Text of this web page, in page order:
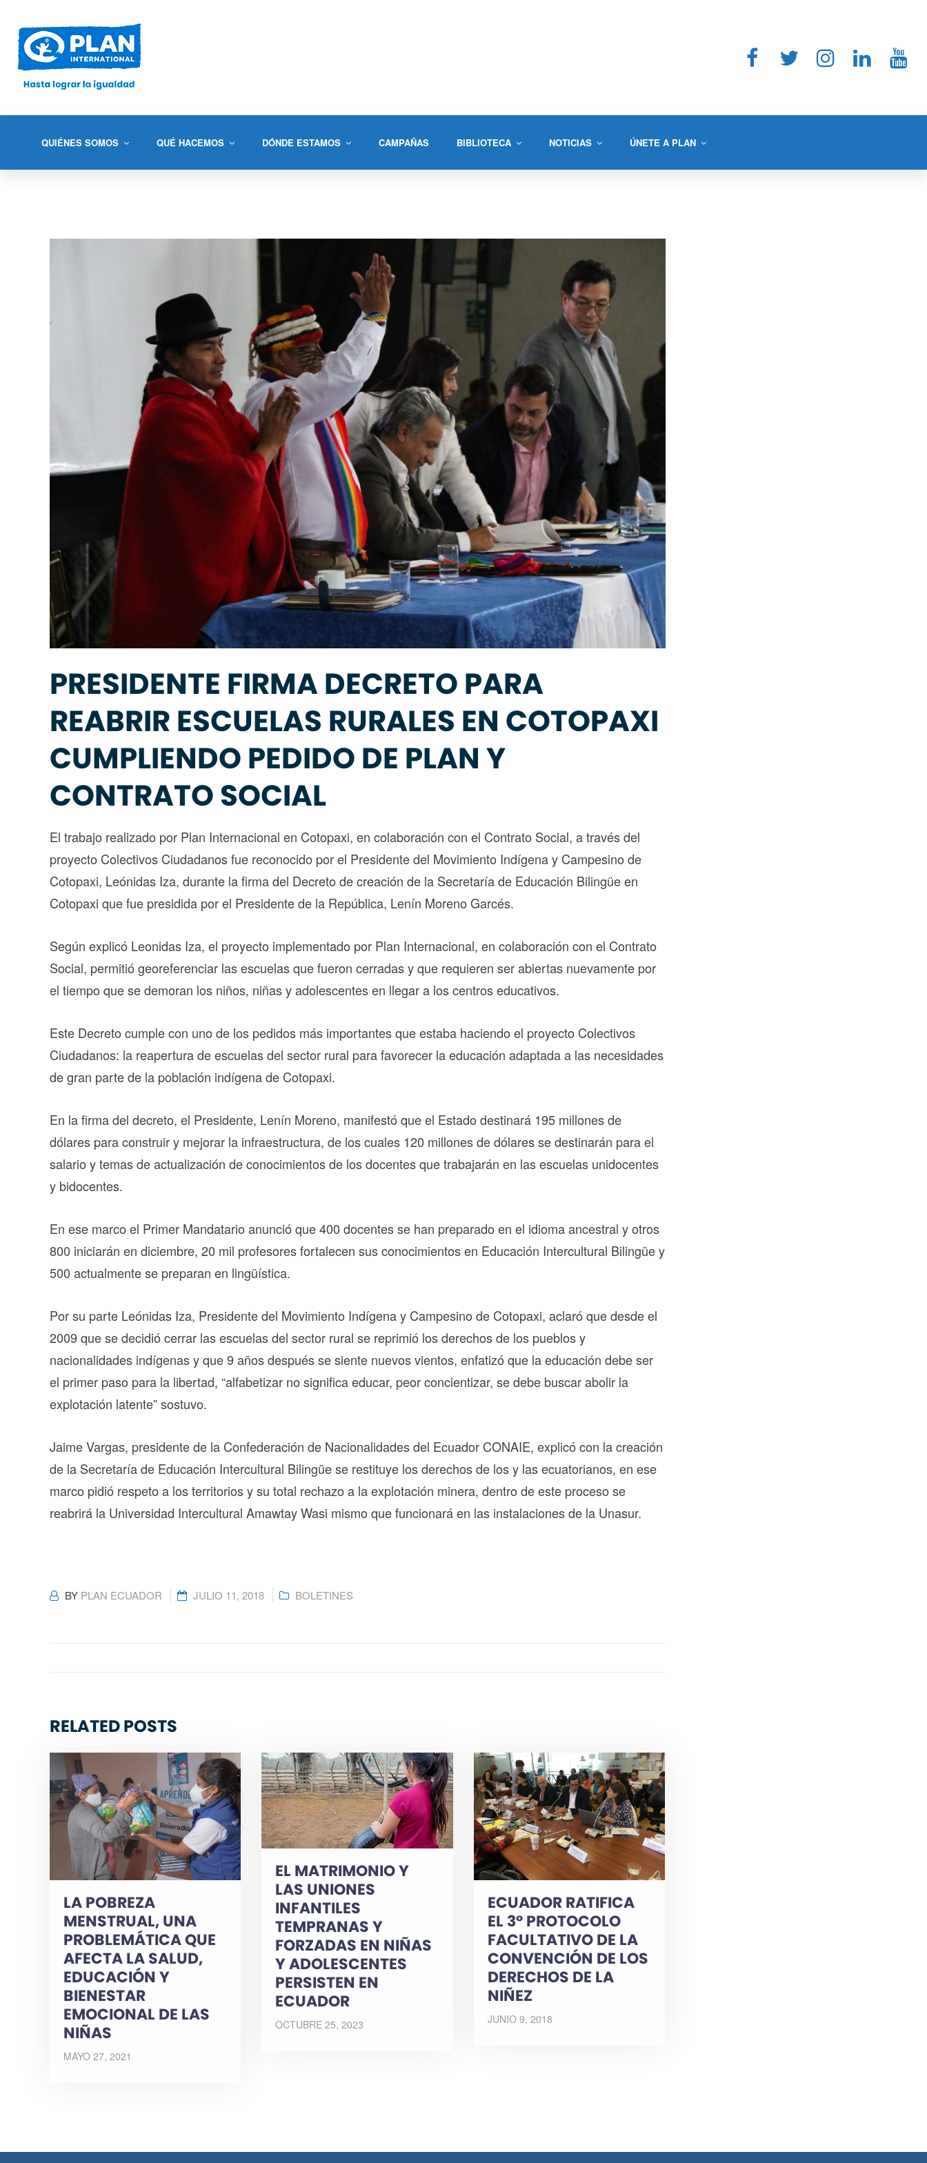
QUIÉNES SOMOS QUÉ HACEMOS DÓNDE ESTAMOS CAMPAÑAS BIBLIOTECA NOTICIAS ÚNETE A PLAN
PRESIDENTE FIRMA DECRETO PARA
REABRIR ESCUELAS RURALES EN COTOPAXI
CUMPLIENDO PEDIDO DE PLAN Y
CONTRATO SOCIAL
El trabajo realizado por Plan Internacional en Cotopaxi, en colaboración con el Contrato Social, a través del
proyecto Colectivos Ciudadanos fue reconocido por el Presidente del Movimiento Indígena y Campesino de
Cotopaxi, Leónidas Iza, durante la firma del Decreto de creación de la Secretaría de Educación Bilingüe en
Cotopaxi que fue presidida por el Presidente de la República, Lenín Moreno Garcés.
Según explicó Leonidas Iza, el proyecto implementado por Plan Internacional, en colaboración con el Contrato
Social, permitió georeferenciar las escuelas que fueron cerradas y que requieren ser abiertas nuevamente por
el tiempo que se demoran los niños, niñas y adolescentes en llegar a los centros educativos.
Este Decreto cumple con uno de los pedidos más importantes que estaba haciendo el proyecto Colectivos
Ciudadanos: la reapertura de escuelas del sector rural para favorecer la educación adaptada a las necesidades
de gran parte de la población indígena de Cotopaxi.
En la firma del decreto, el Presidente, Lenín Moreno, manifestó que el Estado destinará 195 millones de
dólares para construir y mejorar la infraestructura, de los cuales 120 millones de dólares se destinarán para el
salario y temas de actualización de conocimientos de los docentes que trabajarán en las escuelas unidocentes
y bidocentes.
En ese marco el Primer Mandatario anunció que 400 docentes se han preparado en el idioma ancestral y otros
800 iniciarán en diciembre, 20 mil profesores fortalecen sus conocimientos en Educación Intercultural Bilingüe y
500 actualmente se preparan en lingüística.
Por su parte Leónidas Iza, Presidente del Movimiento Indígena y Campesino de Cotopaxi, aclaró que desde el
2009 que se decidió cerrar las escuelas del sector rural se reprimió los derechos de los pueblos y
nacionalidades indígenas y que 9 años después se siente nuevos vientos, enfatizó que la educación debe ser
el primer paso para la libertad, “alfabetizar no significa educar, peor concientizar, se debe buscar abolir la
explotación latente” sostuvo.
Jaime Vargas, presidente de la Confederación de Nacionalidades del Ecuador CONAIE, explicó con la creación
de la Secretaría de Educación Intercultural Bilingüe se restituye los derechos de los y las ecuatorianos, en ese
marco pidió respeto a los territorios y su total rechazo a la explotación minera, dentro de este proceso se
reabrirá la Universidad Intercultural Amawtay Wasi mismo que funcionará en las instalaciones de la Unasur.
BY PLAN ECUADOR JULIO 11, 2018 BOLETINES
RELATED POSTS
LA POBREZA
MENSTRUAL, UNA
PROBLEMÁTICA QUE
AFECTA LA SALUD,
EDUCACIÓN Y
BIENESTAR
EMOCIONAL DE LAS
NIÑAS
MAYO 27, 2021
EL MATRIMONIO Y
LAS UNIONES
INFANTILES
TEMPRANAS Y
FORZADAS EN NIÑAS
Y ADOLESCENTES
PERSISTEN EN
ECUADOR
OCTUBRE 25, 2023
ECUADOR RATIFICA
EL 3° PROTOCOLO
FACULTATIVO DE LA
CONVENCIÓN DE LOS
DERECHOS DE LA
NIÑEZ
JUNIO 9, 2018